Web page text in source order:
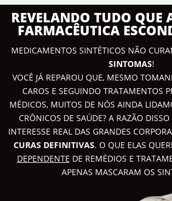
REVELANDO TUDO QUE
FARMACÊUTICA
MEDICAMENTOS SINTÉTICOS NÃO
SINTOMAS!
VOCÊ JÁ REPAROU QUE, MESMO
CAROS E SEGUINDO TRATAMENTOS
MÉDICOS, MUITOS DE NÓS AINDA
CRÔNICOS DE SAÚDE? A RAZÃO
INTERESSE REAL DAS GRANDES
CURAS DEFINITIVAS. O QUE ELAS
DEPENDENTE DE REMÉDIOS E
APENAS MASCARAM OS